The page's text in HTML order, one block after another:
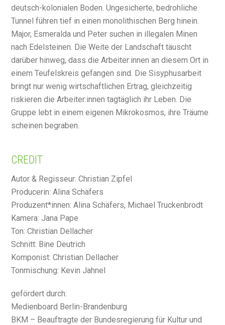
deutsch-kolonialen Boden. Ungesicherte, bedrohliche
Tunnel führen tief in einen monolithischen Berg hinein.
Major, Esmeralda und Peter suchen in illegalen Minen
nach Edelsteinen. Die Weite der Landschaft täuscht
darüber hinweg, dass die Arbeiter:innen an diesem Ort in
einem Teufelskreis gefangen sind. Die Sisyphusarbeit
bringt nur wenig wirtschaftlichen Ertrag, gleichzeitig
riskieren die Arbeiter:innen tagtäglich ihr Leben. Die
Gruppe lebt in einem eigenen Mikrokosmos, ihre Träume
scheinen begraben.
CREDIT
Autor & Regisseur: Christian Zipfel
Producerin: Alina Schäfers
Produzent*innen: Alina Schäfers, Michael Truckenbrodt
Kamera: Jana Pape
Ton: Christian Dellacher
Schnitt: Bine Deutrich
Komponist: Christian Dellacher
Tonmischung: Kevin Jahnel
gefördert durch:
Medienboard Berlin-Brandenburg
BKM – Beauftragte der Bundesregierung für Kultur und